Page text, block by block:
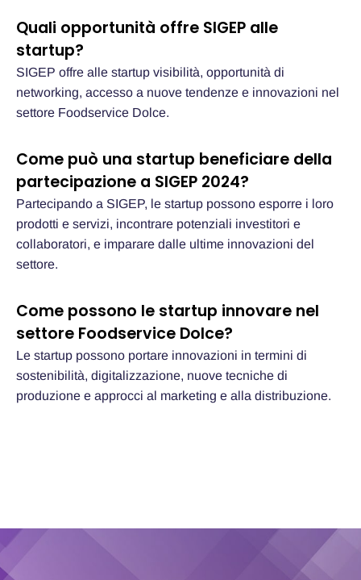
Quali opportunità offre SIGEP alle
startup?
SIGEP offre alle startup visibilità, opportunità di
networking, accesso a nuove tendenze e innovazioni nel
settore Foodservice Dolce.
Come può una startup beneficiare della
partecipazione a SIGEP 2024?
Partecipando a SIGEP, le startup possono esporre i loro
prodotti e servizi, incontrare potenziali investitori e
collaboratori, e imparare dalle ultime innovazioni del
settore.
Come possono le startup innovare nel
settore Foodservice Dolce?
Le startup possono portare innovazioni in termini di
sostenibilità, digitalizzazione, nuove tecniche di
produzione e approcci al marketing e alla distribuzione.